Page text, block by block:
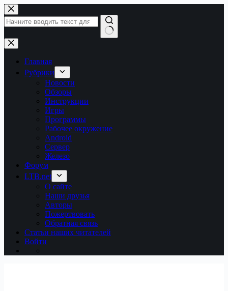
Перейти
к
сути
Ничего
не
найденоГлавная
Рубрики
Новости
Обзоры
Инструкции
Игры
Программы
Рабочее окружение
Android
Сервер
Железо
Форум
LTB.net
О сайте
Наши друзья
Авторы
Пожертвовать
Обратная связь
Статьи наших читателей
Войти